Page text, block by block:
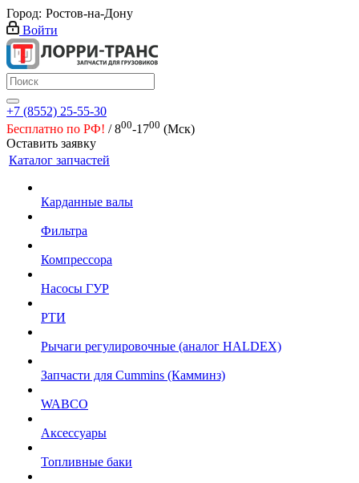
Город: Ростов-на-Дону
Войти
+7 (8552) 25-55-30
Бесплатно по РФ! / 800-1700 (Мск)
Оставить заявку
Каталог запчастей
Карданные валы
Фильтра
Компрессора
Насосы ГУР
РТИ
Рычаги регулировочные (аналог HALDEX)
Запчасти для Cummins (Камминз)
WABCO
Аксессуары
Топливные баки